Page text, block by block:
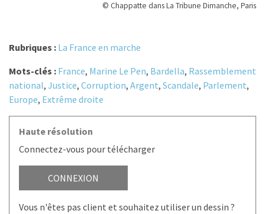
© Chappatte dans La Tribune Dimanche, Paris
Rubriques : La France en marche
Mots-clés : France, Marine Le Pen, Bardella, Rassemblement
national, Justice, Corruption, Argent, Scandale, Parlement,
Europe, Extrême droite
Haute résolution
Connectez-vous pour télécharger
CONNEXION
Vous n'êtes pas client et souhaitez utiliser un dessin ?